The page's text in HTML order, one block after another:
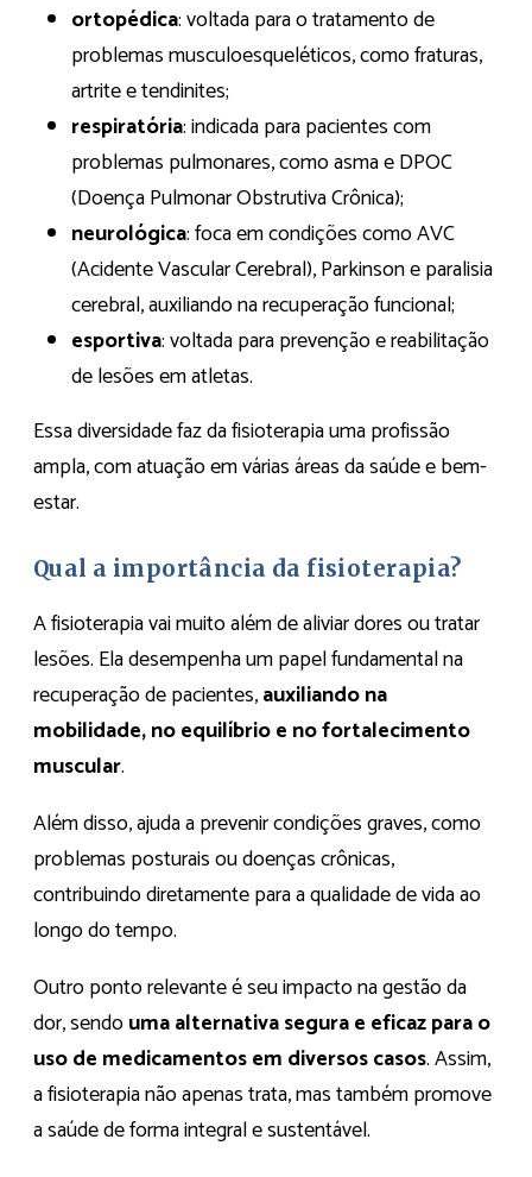
ortopédica: voltada para o tratamento de
problemas musculoesqueléticos, como fraturas,
artrite e tendinites;
respiratória: indicada para pacientes com
problemas pulmonares, como asma e DPOC
(Doença Pulmonar Obstrutiva Crônica);
neurológica: foca em condições como AVC
(Acidente Vascular Cerebral), Parkinson e paralisia
cerebral, auxiliando na recuperação funcional;
esportiva: voltada para prevenção e reabilitação
de lesões em atletas.
Essa diversidade faz da fisioterapia uma profissão
ampla, com atuação em várias áreas da saúde e bem-
estar.
Qual a importância da fisioterapia?
A fisioterapia vai muito além de aliviar dores ou tratar
lesões. Ela desempenha um papel fundamental na
recuperação de pacientes,auxiliando na
mobilidade, no equilíbrio e no fortalecimento
muscular.
Além disso, ajuda a prevenir condições graves, como
problemas posturais ou doenças crônicas,
contribuindo diretamente para a qualidade de vida ao
longo do tempo.
Outro ponto relevante é seu impacto na gestão da
dor, sendouma alternativa segura e eficaz para o
uso de medicamentos em diversos casos. Assim,
a fisioterapia não apenas trata, mas também promove
a saúde de forma integral e sustentável.